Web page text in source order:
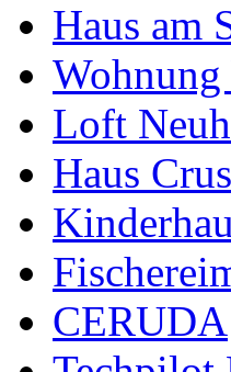
Haus am
Wohnung
Loft
Haus
CERUDA